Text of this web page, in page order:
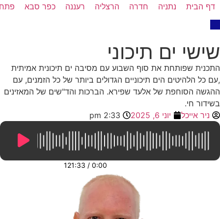
דף הבית נתניה חדרה הרצליה רעננה כפר סבא
שישי ים תיכוני
התכנית שפותחת את סוף השבוע עם מסיבה ים תיכונית אמיתית
,עם כל הלהיטים הים תיכוניים הגדולים ביותר של כל הזמנים, עם
ההגשה הסוחפת של אלעד שפירא. הברכות והד"שים של המאזינים
בשידור חי.
ניר אייכל
יוני 6, 2025 2:33 pm
0:00
/
121:33